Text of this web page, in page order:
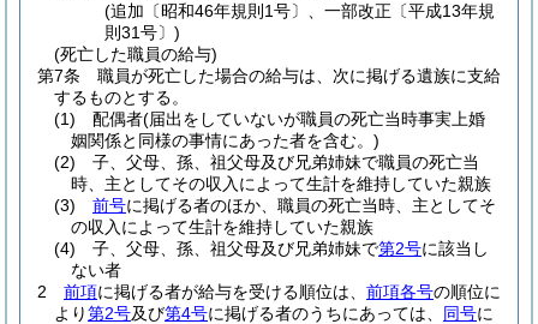
(追加〔昭和46年規則1号〕、一部改正〔平成13年規
則31号〕)
(死亡した職員の給与)
第7条
職員が死亡した場合の給与は、次に掲げる遺族に支給
するものとする。
(1)
配偶者(届出をしていないが職員の死亡当時事実上婚
姻関係と同様の事情にあった者を含む。)
(2)
子、父母、孫、祖父母及び兄弟姉妹で職員の死亡当
時、主としてその収入によって生計を維持していた親族
(3)
前号に掲げる者のほか、職員の死亡当時、主としてそ
の収入によって生計を維持していた親族
(4)
子、父母、孫、祖父母及び兄弟姉妹で第2号に該当し
ない者
2
前項に掲げる者が給与を受ける順位は、 前項各号の順位に
より第2号及び第4号に掲げる者のうちにあっては、 同号に